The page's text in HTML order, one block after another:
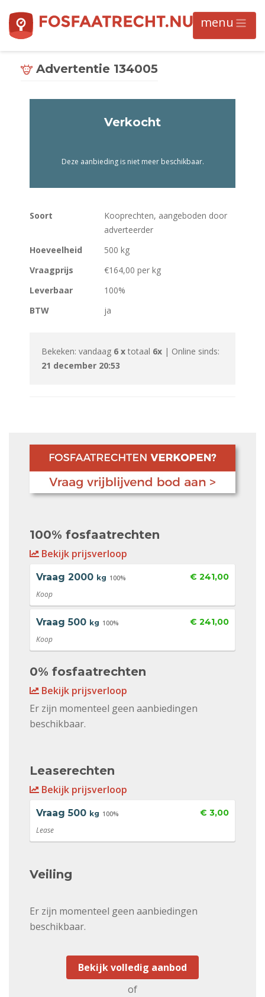
Advertentie 134005
Soort
Kooprechten, aangeboden door
adverteerder
Hoeveelheid
500 kg
Vraagprijs
€164,00 per kg
Leverbaar
100%
BTW
ja
Bekeken: vandaag 6 x totaal 6x | Online sinds:
21 december 20:53
Verkocht
Deze aanbieding is niet meer beschikbaar.
100% fosfaatrechten
Bekijk prijsverloop
Vraag 2000 kg 100% € 241,00
Koop
Vraag 500 kg 100% € 241,00
Koop
0% fosfaatrechten
Bekijk prijsverloop
Er zijn momenteel geen aanbiedingen
beschikbaar.
Leaserechten
Bekijk prijsverloop
Vraag 500 kg 100% € 3,00
Lease
Veiling
Er zijn momenteel geen aanbiedingen
beschikbaar.
Bekijk volledig aanbod
of